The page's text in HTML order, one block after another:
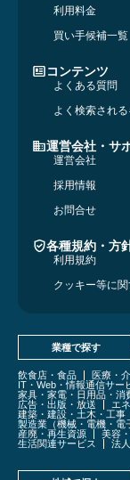
利用料金
買い手候補一覧
コンテンツ
よくある質問
よく検索され
運営会社・サ
運営会社
採用情報
お問合せ
各種規約・方
利用規約
クッキー等に
業種で探す
飲食店・食品 医療・
IT・Web・情報通信サー
家具・家電・日用品・消
広告・出版・放送
エ
建築・建設・土木・工事
製造業（機械・電機・電
産廃・再生資源
美容
生活関連サービス
法